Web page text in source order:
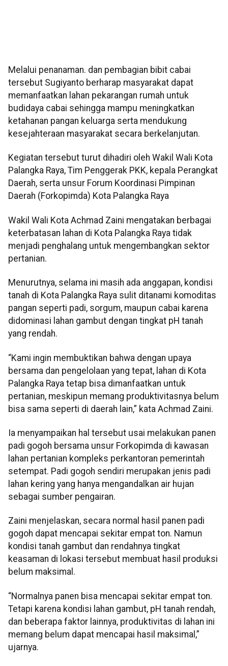
Melalui penanaman. dan pembagian bibit cabai
tersebut Sugiyanto berharap masyarakat dapat
memanfaatkan lahan pekarangan rumah untuk
budidaya cabai sehingga mampu meningkatkan
ketahanan pangan keluarga serta mendukung
kesejahteraan masyarakat secara berkelanjutan.
Kegiatan tersebut turut dihadiri oleh Wakil Wali Kota
Palangka Raya, Tim Penggerak PKK, kepala Perangkat
Daerah, serta unsur Forum Koordinasi Pimpinan
Daerah (Forkopimda) Kota Palangka Raya
Wakil Wali Kota Achmad Zaini mengatakan berbagai
keterbatasan lahan di Kota Palangka Raya tidak
menjadi penghalang untuk mengembangkan sektor
pertanian.
Menurutnya, selama ini masih ada anggapan, kondisi
tanah di Kota Palangka Raya sulit ditanami komoditas
pangan seperti padi, sorgum, maupun cabai karena
didominasi lahan gambut dengan tingkat pH tanah
yang rendah.
“Kami ingin membuktikan bahwa dengan upaya
bersama dan pengelolaan yang tepat, lahan di Kota
Palangka Raya tetap bisa dimanfaatkan untuk
pertanian, meskipun memang produktivitasnya belum
bisa sama seperti di daerah lain,” kata Achmad Zaini.
Ia menyampaikan hal tersebut usai melakukan panen
padi gogoh bersama unsur Forkopimda di kawasan
lahan pertanian kompleks perkantoran pemerintah
setempat. Padi gogoh sendiri merupakan jenis padi
lahan kering yang hanya mengandalkan air hujan
sebagai sumber pengairan.
Zaini menjelaskan, secara normal hasil panen padi
gogoh dapat mencapai sekitar empat ton. Namun
kondisi tanah gambut dan rendahnya tingkat
keasaman di lokasi tersebut membuat hasil produksi
belum maksimal.
“Normalnya panen bisa mencapai sekitar empat ton.
Tetapi karena kondisi lahan gambut, pH tanah rendah,
dan beberapa faktor lainnya, produktivitas di lahan ini
memang belum dapat mencapai hasil maksimal,”
ujarnya.